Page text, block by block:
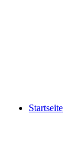
Startseite